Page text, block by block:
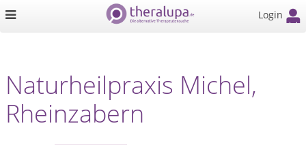
Login
Naturheilpraxis Michel,
Rheinzabern